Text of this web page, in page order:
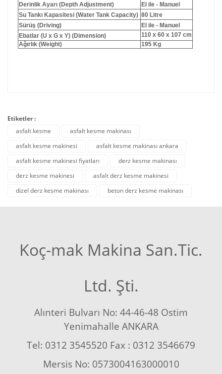
Derinlik Ayarı (Depth Adjustment)
El ile - Manuel
Su Tankı Kapasitesi (Water Tank Capacity) 80 Litre
Sürüş (Driving)
El ile - Manuel
Ebatlar (U x G x Y) (Dimension)
110 x 60 x 107 cm
Ağırlık (Weight)
195 Kg
Etiketler :
asfalt kesme
asfalt kesme makinası
asfalt kesme makinesi
asfalt kesme makinası ankara
asfalt kesme makinesi fiyatları
derz kesme makinası
derz kesme makinesi
asfalt derz kesme makinesi
dizel derz kesme makinası
beton derz kesme makinası
Koç-mak Makina San.Tic.
Ltd. Şti.
Alınteri Bulvarı No: 44-46-48 Ostim
Yenimahalle ANKARA
Tel: 0312 3545520 Fax : 0312 3546679
Mersis No: 0573004163000010